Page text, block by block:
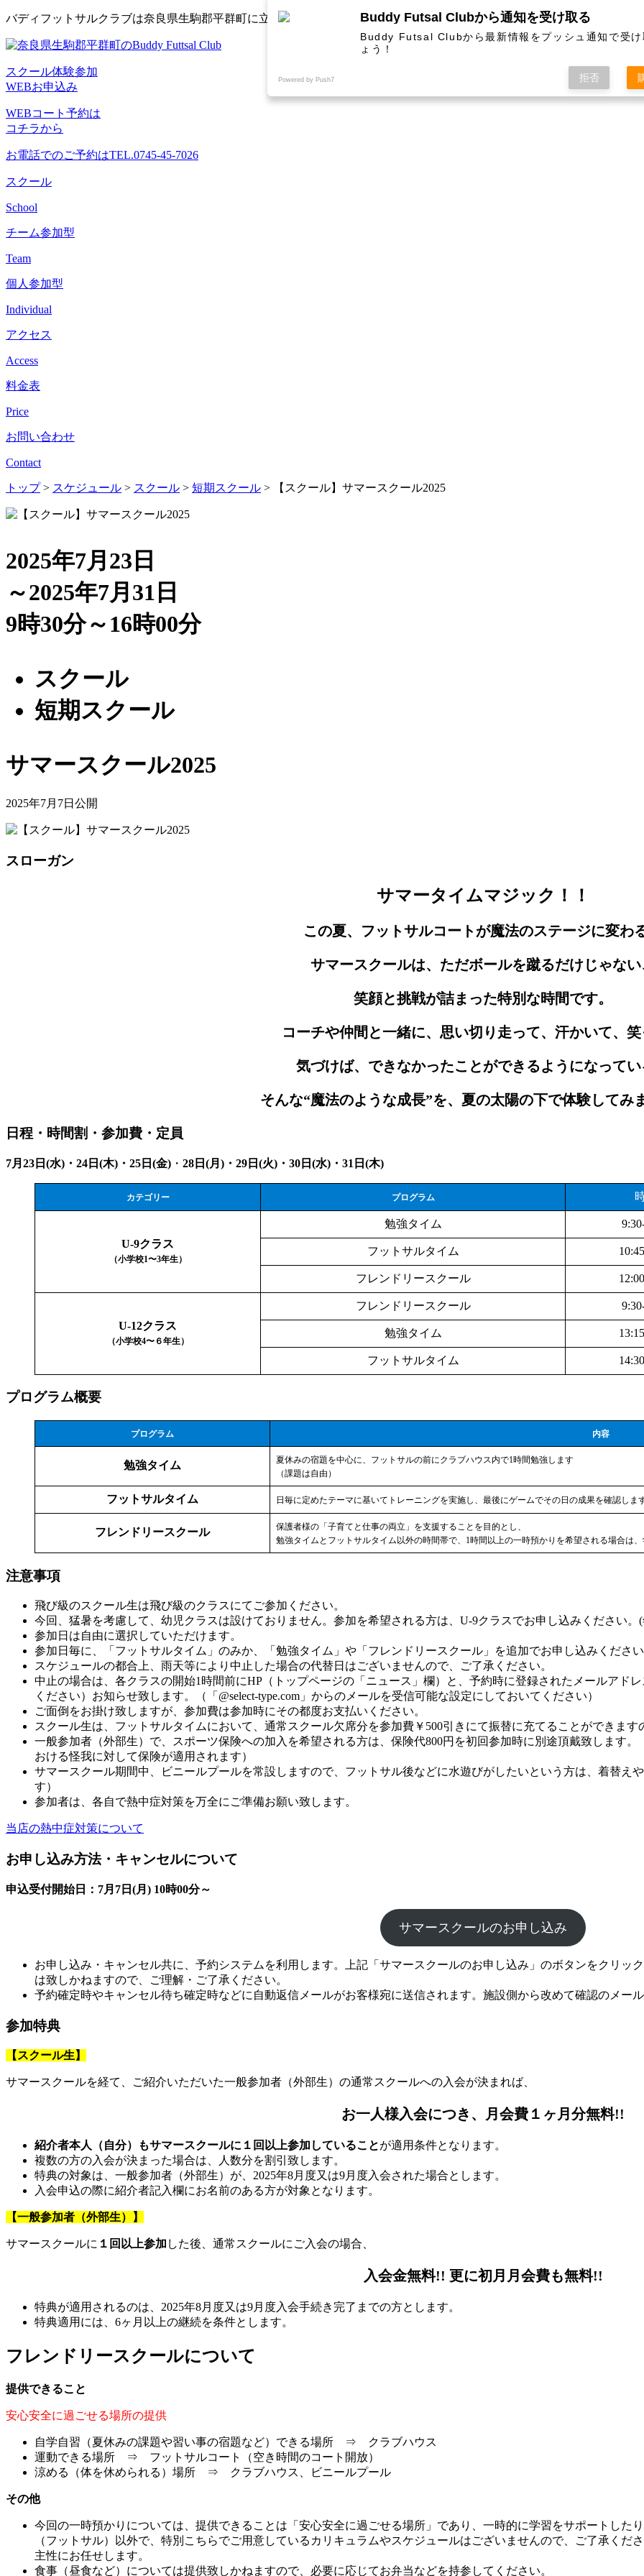
コ
テ
ツ
へ
ス
キ
プ
バディフットサルクラブは奈良県生駒郡平群町に立地するフットサル施設です。
スクール体験参加
WEBお申込み
WEBコート予約は
コチラから
お電話でのご予約はTEL.0745-45-7026
スクール
School
チーム参加型
Team
個人参加型
Individual
アクセス
Access
料金表
Price
お問い合わせ
Contact
トップ> スケジュール > スクール > 短期スクール > 【スクール】サマースクール2025
2025年7月23日
～2025年7月31日
9時30分～16時00分
スクール
短期スクール
サマースクール2025
2025年7月7日公開
スローガン
サマータイムマジック！！
この夏、フットサルコートが魔法のステージに変わ
サマースクールは、ただボールを蹴るだけじゃない
笑顔と挑戦が詰まった特別な時間です。
コーチや仲間と一緒に、思い切り走って、汗かいて、
気づけば、できなかったことができるようになって
そんな“魔法のような成長”を、夏の太陽の下で体験してみ
日程・時間割・参加費・定員
7月23日(水)・24日(木)・25日(金) ・ 28日(月)・29日(火)・30日(水)・31日(木)
カテゴリー プログラム
U-9クラス
（小学校1〜3年生）
勉強タイム
フットサルタイム
フレンドリースクール
U-12クラス
（小学校4〜６年生）
フレンドリースクール
勉強タイム
フットサルタイム
プログラム概要
プログラム 内容
勉強タイム
夏休みの宿題を中心に、フットサルの前にクラブハウス内で1時間勉強します
（課題は自由）
フットサルタイム 日毎に定めたテーマに基いてトレーニングを実施し、最後にゲームでその日の成果を確認しま
フレンドリースクール
保護者様の「子育てと仕事の両立」を支援することを目的とし、
勉強タイムとフットサルタイム以外の時間帯で、1時間以上の一時預かりを希望される場合は
注意事項
飛び級のスクール生は飛び級のクラスにてご参加ください。
今回、猛暑を考慮して、幼児クラスは設けておりません。参加を希望される方は、U-9クラスでお申し込みください。
参加日は自由に選択していただけます。
参加日毎に、「フットサルタイム」のみか、「勉強タイム」や「フレンドリースクール」を追加でお申し込みくださ
スケジュールの都合上、雨天等により中止した場合の代替日はございませんので、ご了承ください。
中止の場合は、各クラスの開始1時間前にHP（トップページの「ニュース」欄）と、予約時に登録されたメールアド
ください）お知らせ致します。（「@select-type.com」からのメールを受信可能な設定にしておいてください）
ご面倒をお掛け致しますが、参加費は参加時にその都度お支払いください。
スクール生は、フットサルタイムにおいて、通常スクール欠席分を参加費￥500引きにて振替に充てることができま
一般参加者（外部生）で、スポーツ保険への加入を希望される方は、保険代800円を初回参加時に別途頂戴致します
おける怪我に対して保険が適用されます）
サマースクール期間中、ビニールプールを常設しますので、フットサル後などに水遊びがしたいという方は、着替え
す）
参加者は、各自で熱中症対策を万全にご準備お願い致します。
当店の熱中症対策について
お申し込み方法・キャンセルについて
申込受付開始日：7月7日(月) 10時00分～
サマースクールのお申し込み
お申し込み・キャンセル共に、予約システムを利用します。上記「サマースクールのお申し込み」のボタンをクリッ
は致しかねますので、ご理解・ご了承ください。
予約確定時やキャンセル待ち確定時などに自動返信メールがお客様宛に送信されます。施設側から改めて確認のメー
参加特典
【スクール生】
サマースクールを経て、ご紹介いただいた一般参加者（外部生）の通常スクールへの入会が決まれば、
お一人様入会につき、月会費１ヶ月分無料!!
紹介者本人（自分）もサマースクールに１回以上参加していることが適用条件となります。
複数の方の入会が決まった場合は、人数分を割引致します。
特典の対象は、一般参加者（外部生）が、2025年8月度又は9月度入会された場合とします。
入会申込の際に紹介者記入欄にお名前のある方が対象となります。
【一般参加者（外部生）】
サマースクールに １回以上参加 した後、通常スクールにご入会の場合、
入会金無料!! 更に初月月会費も無料!!
特典が適用されるのは、2025年8月度又は9月度入会手続き完了までの方とします。
特典適用には、6ヶ月以上の継続を条件とします。
フレンドリースクールについて
提供できること
安心安全に過ごせる場所の提供
自学自習（夏休みの課題や習い事の宿題など）できる場所 ⇒ クラブハウス
運動できる場所 ⇒ フットサルコート（空き時間のコート開放）
涼める（体を休められる）場所 ⇒ クラブハウス、ビニールプール
その他
今回の一時預かりについては、提供できることは「安心安全に過ごせる場所」であり、一時的に学習をサポートした
（フットサル）以外で、特別こちらでご用意しているカリキュラムやスケジュールはございませんので、ご了承く
主性にお任せします。
食事（昼食など）については提供致しかねますので、必要に応じてお弁当などを持参してください。
Buddy Futsal Clubから通知を受け取る
Buddy Futsal Clubから最新情報をプッシュ通知で受け
ょう！
Powered by Push7 拒否